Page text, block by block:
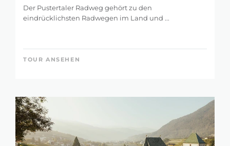
Der Pustertaler Radweg gehört zu den
eindrücklichsten Radwegen im Land und ...
TOUR ANSEHEN